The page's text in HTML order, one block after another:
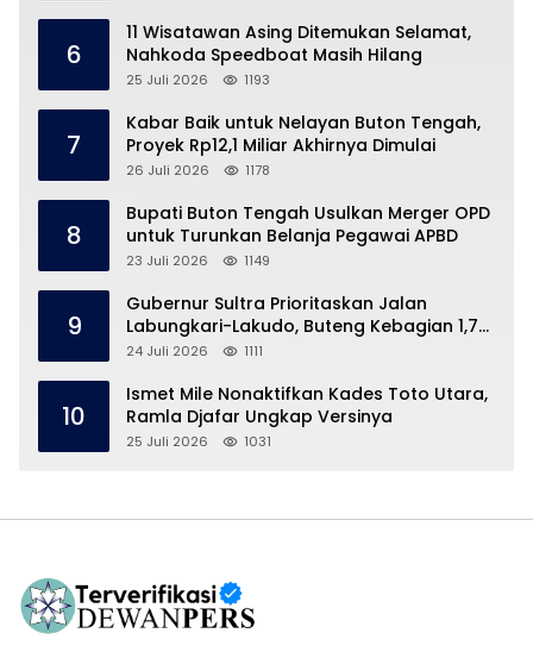
6
11 Wisatawan Asing Ditemukan Selamat,
Nahkoda Speedboat Masih Hilang
25 Juli 2026 1193
7
Kabar Baik untuk Nelayan Buton Tengah,
Proyek Rp12,1 Miliar Akhirnya Dimulai
26 Juli 2026 1178
8
Bupati Buton Tengah Usulkan Merger OPD
untuk Turunkan Belanja Pegawai APBD
23 Juli 2026 1149
9
Gubernur Sultra Prioritaskan Jalan
Labungkari-Lakudo, Buteng Kebagian 1,7
Km
24 Juli 2026 1111
10
Ismet Mile Nonaktifkan Kades Toto Utara,
Ramla Djafar Ungkap Versinya
25 Juli 2026 1031